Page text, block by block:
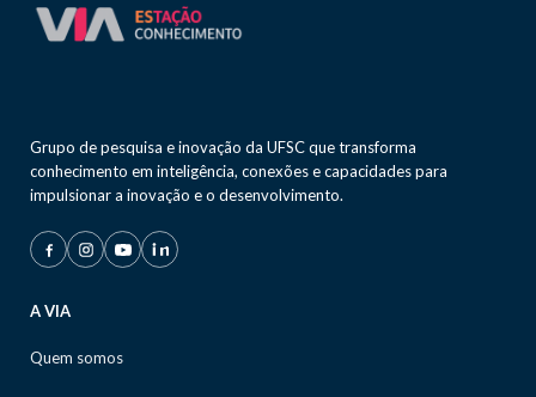
Grupo de pesquisa e inovação da UFSC que transforma
conhecimento em inteligência, conexões e capacidades para
impulsionar a inovação e o desenvolvimento.
A VIA
Quem somos